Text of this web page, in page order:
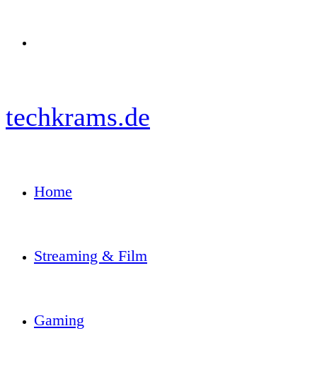
techkrams.de
Home
Streaming & Film
Gaming